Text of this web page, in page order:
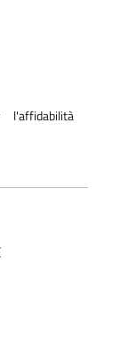
l'affidabilità